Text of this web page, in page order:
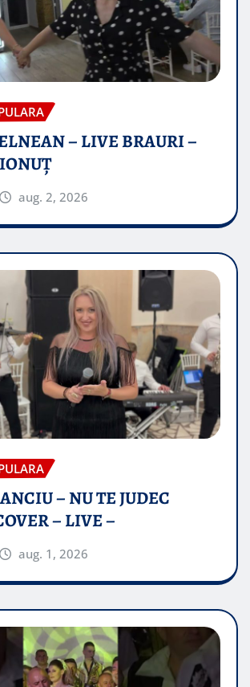
– LIVE BRAURI –
aug. 2, 2026
– NU TE JUDEC
– LIVE –
aug. 1, 2026